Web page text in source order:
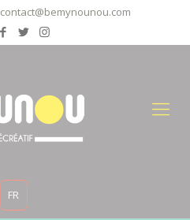
contact@bemynounou.com
FR